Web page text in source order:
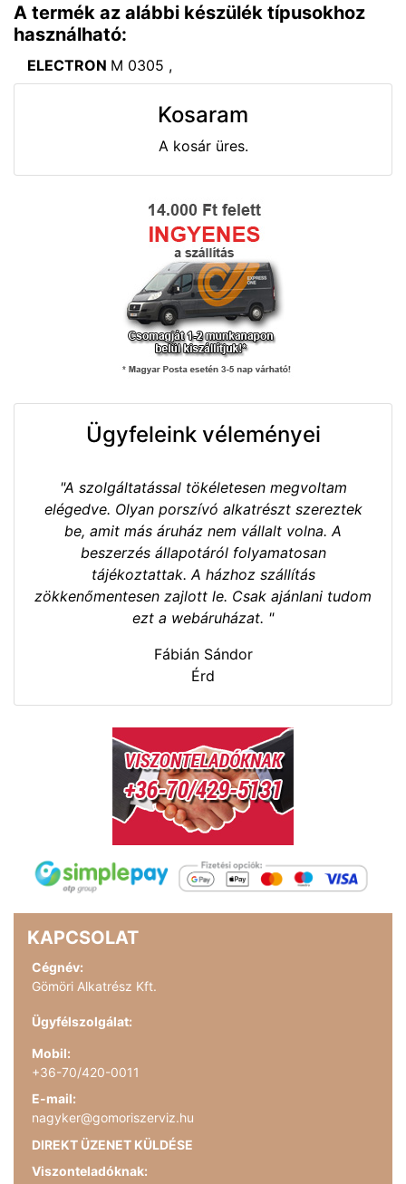
A termék az alábbi készülék típusokhoz
használható:
ELECTRON M 0305 ,
Kosaram
A kosár üres.
Ügyfeleink véleményei
"A szolgáltatással tökéletesen megvoltam
elégedve. Olyan porszívó alkatrészt szereztek
be, amit más áruház nem vállalt volna. A
beszerzés állapotáról folyamatosan
tájékoztattak. A házhoz szállítás
zökkenőmentesen zajlott le. Csak ajánlani tudom
ezt a webáruházat. "
Fábián Sándor
Érd
KAPCSOLAT
Cégnév:
Gömöri Alkatrész Kft.
Ügyfélszolgálat:
Mobil:
+36-70/420-0011
E-mail:
nagyker@gomoriszerviz.hu
DIREKT ÜZENET KÜLDÉSE
Viszonteladóknak: